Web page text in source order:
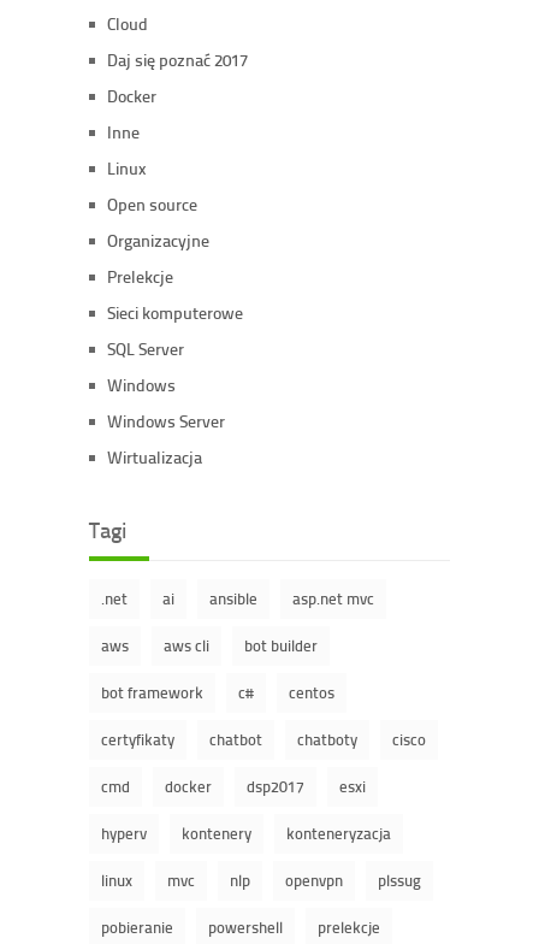
Cloud
Daj się poznać 2017
Docker
Inne
Linux
Open source
Organizacyjne
Prelekcje
Sieci komputerowe
SQL Server
Windows
Windows Server
Wirtualizacja
Tagi
.net ai ansible asp.net mvc
aws aws cli bot builder
bot framework c# centos
certyfikaty chatbot chatboty cisco
cmd docker dsp2017 esxi
hyperv kontenery konteneryzacja
linux mvc nlp openvpn plssug
pobieranie powershell prelekcje